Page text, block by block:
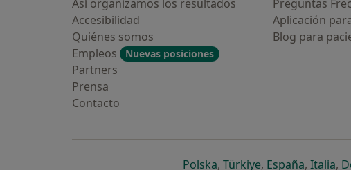
Así organizamos los resultados
Accesibilidad
Quiénes somos
Empleos
Nuevas posiciones
Partners
Prensa
Contacto
Preguntas
Aplicación
Blog para
Polskase abre en una nueva
, Türkiyese abre en una
, Españase abre
, Italiase
,